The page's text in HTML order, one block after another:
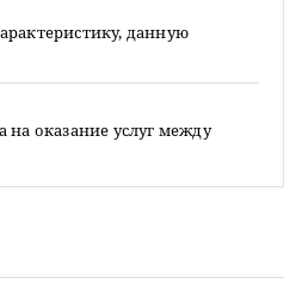
данную
на оказание услуг между